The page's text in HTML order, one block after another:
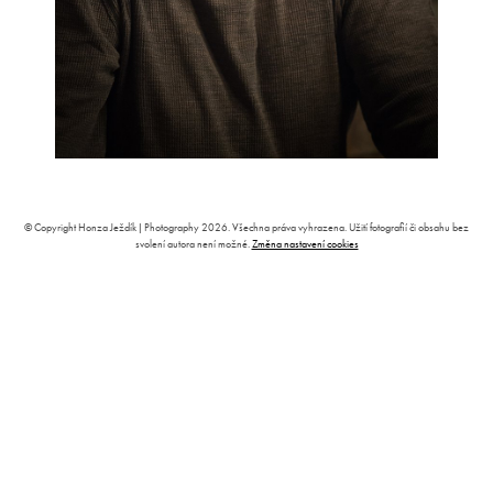
© Copyright Honza Ježdík | Photography 2026. Všechna práva vyhrazena. Užití fotografií či obsahu bez
svolení autora není možné.Změna nastavení cookies